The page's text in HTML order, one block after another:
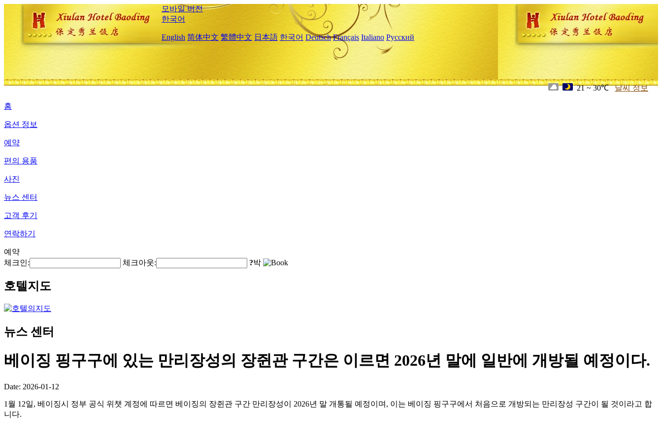
모바일 버전
한국어
English 简体中文 繁體中文 日本語 한국어 Deutsch Français Italiano Русский
21 ~ 30℃ 날씨 정보
홈
옵션 정보
예약
편의 용품
사진
뉴스 센터
고객 후기
연락하기
예약
체크인:
체크아웃: ?박
호텔지도
뉴스 센터
베이징 핑구구에 있는 만리장성의 장쥔관 구간은 이르면 2026년 말에 일반에 개방될 예정이다.
Date: 2026-01-12
1월 12일, 베이징시 정부 공식 위챗 계정에 따르면 베이징의 장쥔관 구간 만리장성이 2026년 말 개통될 예정이며, 이는 베이징 핑구구에서 처음으로 개방되는 만리장성 구간이 될 것이라고 합
니다.